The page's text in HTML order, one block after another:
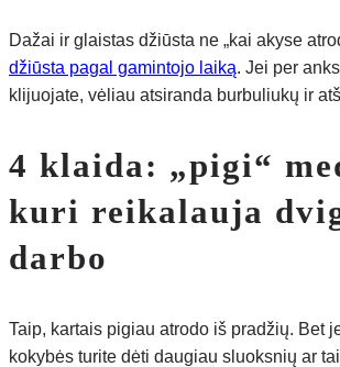
Dažai ir glaistas džiūsta ne „kai akyse
džiūsta pagal gamintojo laiką. Jei per
klijuojate, vėliau atsiranda burbuliukų ir
4 klaida: „pigi“
kuri reikalauja
darbo
Taip, kartais pigiau atrodo iš pradžių. Bet
kokybės turite dėti daugiau sluoksnių ar